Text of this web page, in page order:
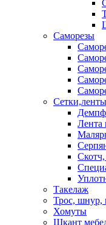
Саморезы
Лента
Скотч,
Такелаж
Трос, шнур,
Хомуты
Шкант